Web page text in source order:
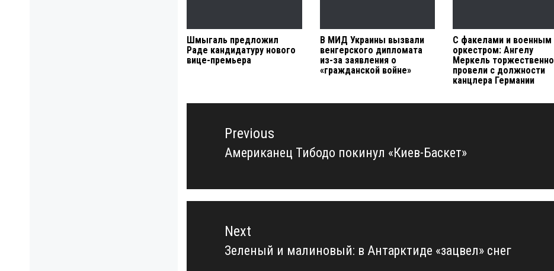
Шмыгаль предложил
Раде кандидатуру нового
вице-премьера
В МИД Украины вызвали
венгерского дипломата
из-за заявления о
«гражданской войне»
С факелами и военным
оркестром: Ангелу
Меркель торжественно
провели с должности
канцлера Германии
Навигация
записямPrevious
Previous
Американец Тибодо покинул «Киев-Баскет»
Next
Next
Зеленый и малиновый: в Антарктиде «зацвел» снег